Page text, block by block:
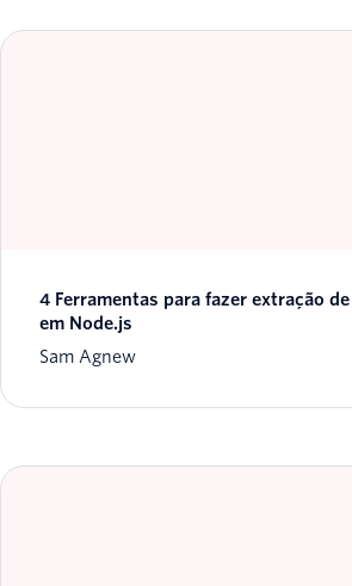
4 Ferramentas para fazer extração
em Node.js
Sam Agnew